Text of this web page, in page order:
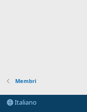
Membri
Italiano